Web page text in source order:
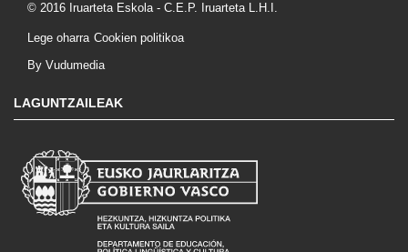
© 2016 Iruarteta Eskola - C.E.P. Iruarteta L.H.I.
Lege oharra Cookien politikoa
By Vudumedia
LAGUNTZAILEAK